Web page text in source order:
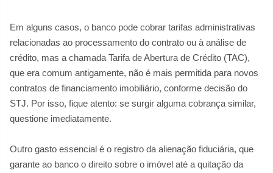
Em alguns casos, o banco pode cobrar tarifas administrativas
relacionadas ao processamento do contrato ou à análise de
crédito, mas a chamada Tarifa de Abertura de Crédito (TAC),
que era comum antigamente, não é mais permitida para novos
contratos de financiamento imobiliário, conforme decisão do
STJ. Por isso, fique atento: se surgir alguma cobrança similar,
questione imediatamente.
Outro gasto essencial é o registro da alienação fiduciária, que
garante ao banco o direito sobre o imóvel até a quitação da